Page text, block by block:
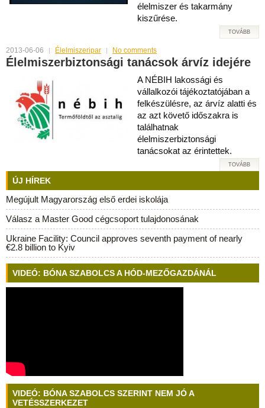
élelmiszer és takarmány
kiszűrése.
TOVÁBB
2013-06-06 Élelmiszeripar No comments
Élelmiszerbiztonsági tanácsok árvíz idejére
A NÉBIH lakossági és
vállalkozói tájékoztatójában a
felkészülésre, az árvíz alatti és
az azt követő időszakra is
találhatnak
élelmiszerbiztonsági
tanácsokat az érintettek.
TOVÁBB
ÚJ HÍREK
Megújult Magyarország első erdei iskolája
Válasz a Master Good cégcsoport tulajdonosának
Ukraine Facility: Council approves seventh payment of nearly
€2.8 billion to Kyiv
VIDEÓ: BÓNA SZABOLCS A HÓD-MEZŐGAZDÁNÁL
VIDEÓ: BÓNA SZABOLCS SZERINT NEM JÓ A
VETÉSSZERKEZET